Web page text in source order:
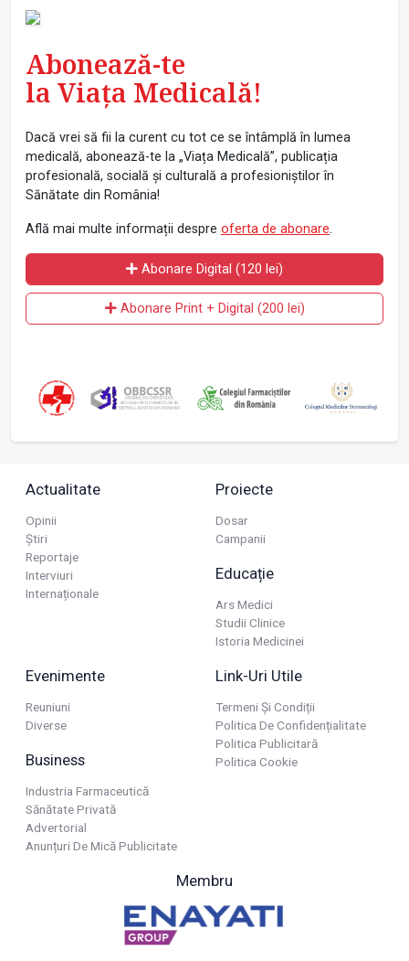
Abonează-te
la Viața Medicală!
Dacă vrei să fii la curent cu tot ce se întâmplă în lumea
medicală, abonează-te la „Viața Medicală”, publicația
profesională, socială și culturală a profesioniștilor în
Sănătate din România!
Află mai multe informații despre oferta de abonare.
Abonare Digital (120 lei)
Abonare Print + Digital (200 lei)
Actualitate
Opinii
Știri
Reportaje
Interviuri
Internaționale
Proiecte
Dosar
Campanii
Educație
Ars Medici
Studii Clinice
Istoria Medicinei
Evenimente
Reuniuni
Diverse
Business
Industria Farmaceutică
Sănătate Privată
Advertorial
Anunțuri De Mică Publicitate
Link-Uri Utile
Termeni Și Condiții
Politica De Confidențialitate
Politica Publicitară
Politica Cookie
Membru